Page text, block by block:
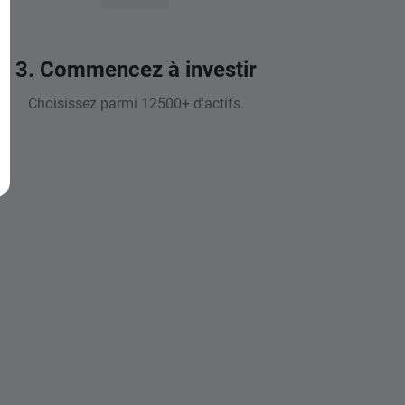
3. Commencez à investir
Choisissez parmi 12500+ d'actifs.